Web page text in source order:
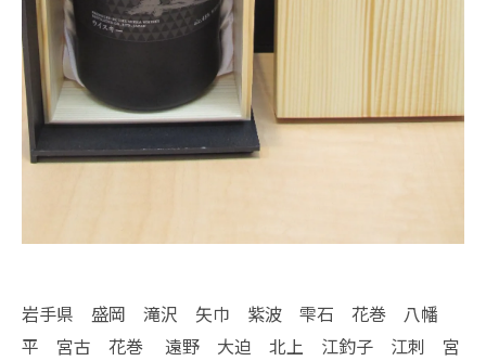
岩手県 盛岡 滝沢 矢巾 紫波 雫石 花巻 八幡
平 宮古 花巻 遠野 大迫 北上 江釣子 江刺 宮